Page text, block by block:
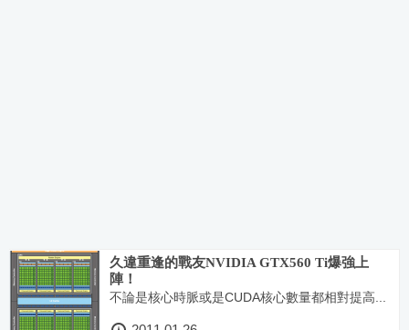
久違重逢的戰友NVIDIA GTX560 Ti爆強上
陣！
不論是核心時脈或是CUDA核心數量都相對提高...